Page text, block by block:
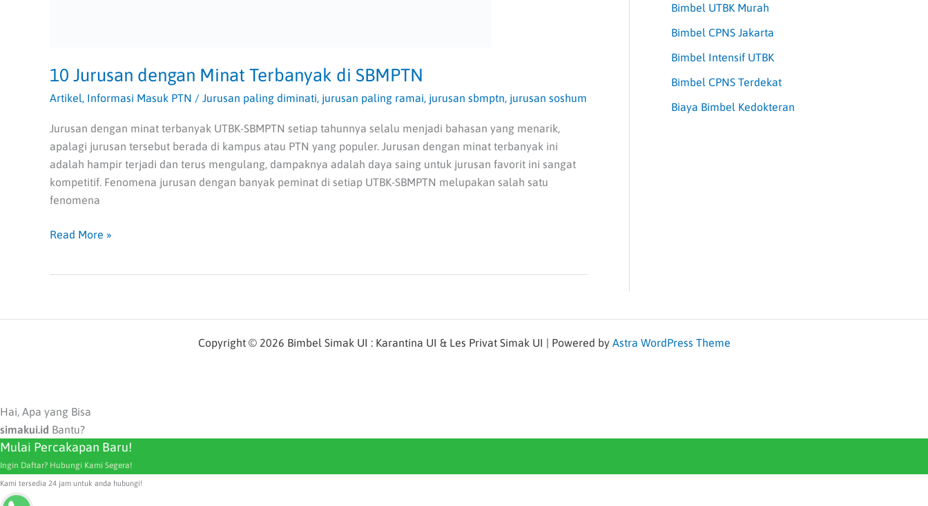
10 Jurusan dengan Minat Terbanyak di SBMPTN
Artikel, Informasi Masuk PTN / Jurusan paling diminati, jurusan paling ramai, jurusan sbmptn, jurusan soshum
Jurusan dengan minat terbanyak UTBK-SBMPTN setiap tahunnya selalu menjadi bahasan yang menarik,
apalagi jurusan tersebut berada di kampus atau PTN yang populer. Jurusan dengan minat terbanyak ini
adalah hampir terjadi dan terus mengulang, dampaknya adalah daya saing untuk jurusan favorit ini sangat
kompetitif. Fenomena jurusan dengan banyak peminat di setiap UTBK-SBMPTN melupakan salah satu
fenomena
Read More »
Bimbel UTBK Murah
Bimbel CPNS Jakarta
Bimbel Intensif UTBK
Bimbel CPNS Terdekat
Biaya Bimbel Kedokteran
Copyright © 2026 Bimbel Simak UI : Karantina UI & Les Privat Simak UI | Powered by Astra WordPress Theme
Hai, Apa yang Bisa
simakui.id Bantu?
Mulai Percakapan Baru!
Ingin Daftar? Hubungi Kami Segera!
Kami tersedia 24 jam untuk anda hubungi!